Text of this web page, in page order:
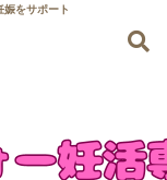
をサポート